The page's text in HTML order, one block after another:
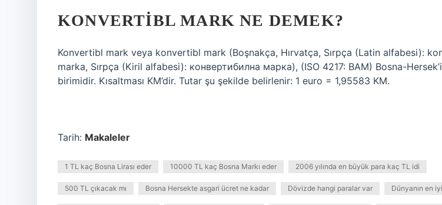
KONVERTIBL MARK NE DEMEK?
Konvertibl mark veya konvertibl mark (Boşnakça, Hırvatça, Sırpça (Latin alfabesi):
marka, Sırpça (Kiril alfabesi): конвертибилна марка), (ISO 4217: BAM) Bosna-
birimidir. Kısaltması KM’dir. Tutar şu şekilde belirlenir: 1 euro = 1,95583 KM.
Tarih: Makaleler
1 TL kaç Bosna Lirası eder 10000 TL kaç Bosna Markı eder 2006 yılında en büyük para kaç TL idi
500 TL çıkacak mı Bosna Hersekte asgari ücret ne kadar Dövizde hangi paralar var Dünyanın en